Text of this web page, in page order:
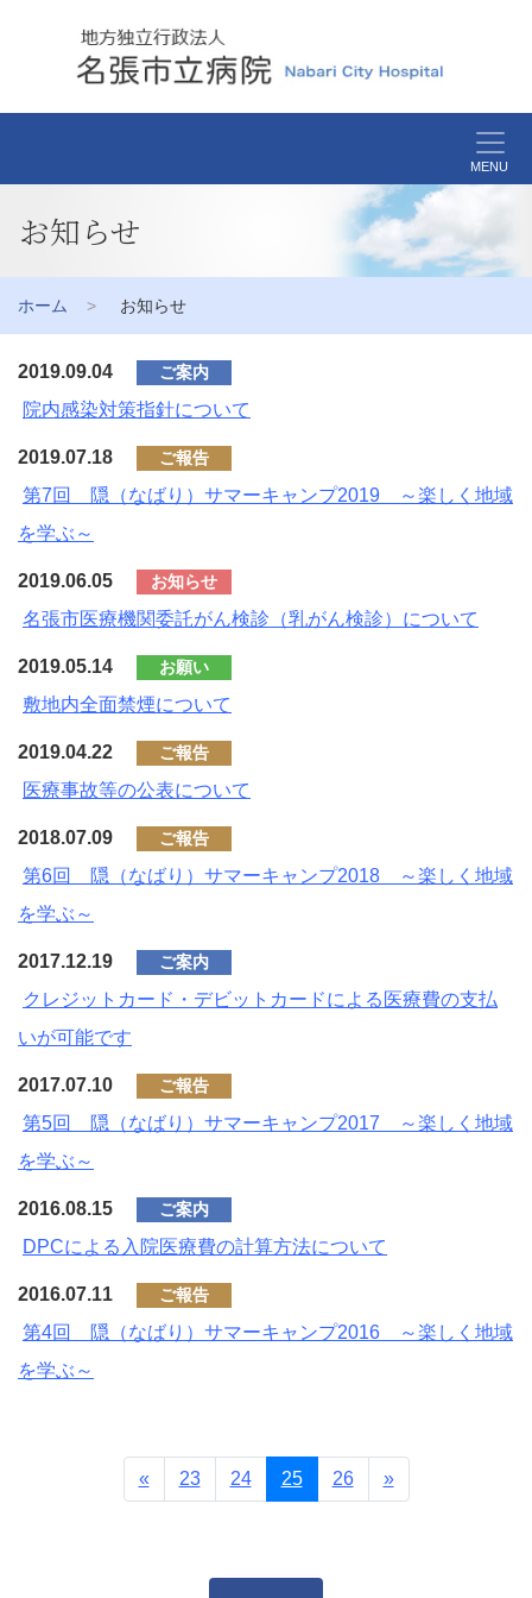
MENU
お知らせ
ホーム お知らせ
2019.09.04 ご案内
院内感染対策指針について
2019.07.18 ご報告
第7回 隠（なばり）サマーキャンプ2019 ～楽しく地域
を学ぶ～
2019.06.05 お知らせ
名張市医療機関委託がん検診（乳がん検診）について
2019.05.14 お願い
敷地内全面禁煙について
2019.04.22 ご報告
医療事故等の公表について
2018.07.09 ご報告
第6回 隠（なばり）サマーキャンプ2018 ～楽しく地域
を学ぶ～
2017.12.19 ご案内
クレジットカード・デビットカードによる医療費の支払
いが可能です
2017.07.10 ご報告
第5回 隠（なばり）サマーキャンプ2017 ～楽しく地域
を学ぶ～
2016.08.15 ご案内
DPCによる入院医療費の計算方法について
2016.07.11 ご報告
第4回 隠（なばり）サマーキャンプ2016 ～楽しく地域
を学ぶ～
«前へ23 24 25 26 »次へ